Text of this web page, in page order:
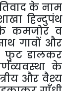
केनाम
हिन्दुपंथ
कमजोर व
गावों और
फुट डालकर
के
और वैश्य